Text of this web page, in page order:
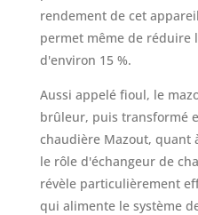
rendement de cet
permet même de réduire
d'environ 15 %.
Aussi appelé fioul, le
brûleur, puis transformé
chaudière Mazout, quant
le rôle d'échangeur de
révèle particulièrement
qui alimente le système